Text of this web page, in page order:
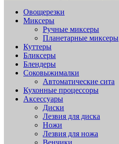
Овощерезки
Миксеры
Ручные миксеры
Планетарные миксеры
Куттеры
Бликсеры
Блендеры
Соковыжималки
Автоматические сита
Кухонные процессоры
Аксессуары
Диски
Лезвия для диска
Ножи
Лезвия для ножа
Венчики